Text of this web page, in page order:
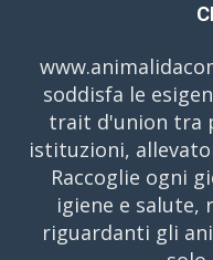
soddisfa le
trait d'union tra
istituzioni,
Raccoglie ogni
igiene e salute,
riguardanti gli